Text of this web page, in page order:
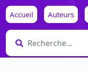
Accueil Auteurs